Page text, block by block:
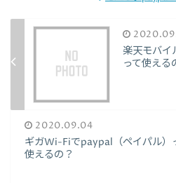
楽天モバイ
って使える
2020.09.04
ギガWi-Fiでpaypal（ペイパル）
使えるの？